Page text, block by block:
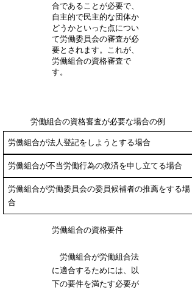
合であることが必要で、
自主的で民主的な団体か
どうかといった点につい
て労働委員会の審査が必
要とされます。これが、
労働組合の資格審査で
す。
労働組合の資格審査が必要な場合の例
労働組合が法人登記をしようとする場合
労働組合が不当労働行為の救済を申し立てる場合
労働組合が労働委員会の委員候補者の推薦をする場
合
労働組合の資格要件
労働組合が労働組合法
に適合するためには、以
下の要件を満たす必要が